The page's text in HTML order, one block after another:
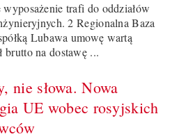
trafi do oddziałów
2 Regionalna Baza
Lubawa umowę wartą
brutto na dostawę ...
nie słowa. Nowa
UE wobec rosyjskich